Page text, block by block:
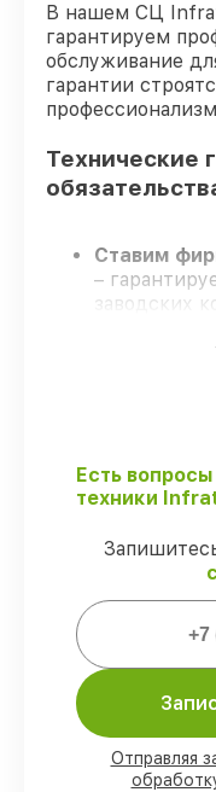
В нашем СЦ
гарантируем
обслуживание
гарантии
Технические
Ставим
–
заводских
Опытные
строго по
работы и
гарантией.
Мы
владельца
90%
установке
Есть
техники
Отправляя